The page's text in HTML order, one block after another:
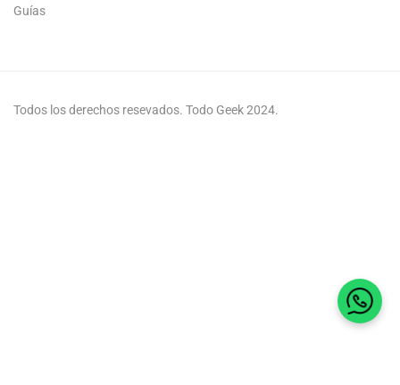
Guías
Todos los derechos resevados. Todo Geek 2024.
Habla